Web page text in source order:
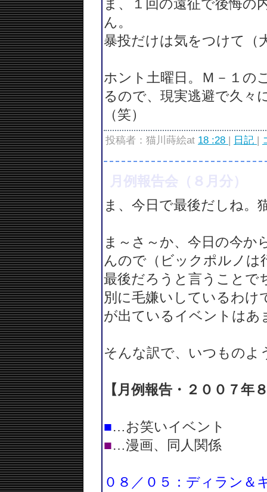
ま、１回の遠征で後悔の
ん。
暴投だけは気をつけて（
ホント土曜日。Ｍ－１の
るので、現実逃避で久々
（笑）
投稿者：猫川蒔絵at 18 :28 | 日記 |
月例報告会（８月分）
ま、今日で最後だしね。
ま～さ～か、今日の今
んので（ビックポルノは
最後だろうと言うことで
別に毛嫌いしているわけ
が出ているイベントは
そんな訳で、いつものよ
【月例報告・２００７年
■…お笑いイベント
■…漫画、同人関係
０８／０５：ディラン＆